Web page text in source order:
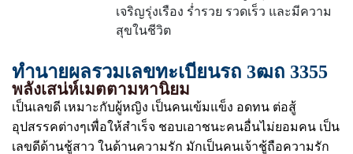
เจริญรุ่งเรือง ร่ำรวย รวดเร็ว และมีความ
สุขในชีวิต
ทำนายผลรวมเลขทะเบียนรถ 3ฒถ 3355
พลังเสน่ห์เมตตามหานิยม
เป็นเลขดี เหมาะกับผู้หญิง เป็นคนเข้มแข็ง อดทน ต่อสู้
อุปสรรคต่างๆเพื่อให้สำเร็จ ชอบเอาชนะคนอื่นไม่ยอมคน เป็น
เลขดีด้านชู้สาว ในด้านความรัก มักเป็นคนเจ้าชู้ถือความรัก